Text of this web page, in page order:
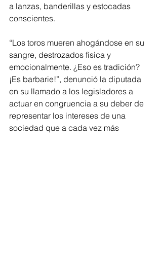
a lanzas, banderillas y estocadas
conscientes.
“Los toros mueren ahogándose en su
sangre, destrozados física y
emocionalmente. ¿Eso es tradición?
¡Es barbarie!”, denunció la diputada
en su llamado a los legisladores a
actuar en congruencia a su deber de
representar los intereses de una
sociedad que a cada vez más